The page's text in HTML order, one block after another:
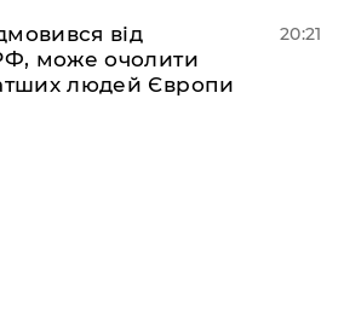
від
може очолити
людей Європи
20:21